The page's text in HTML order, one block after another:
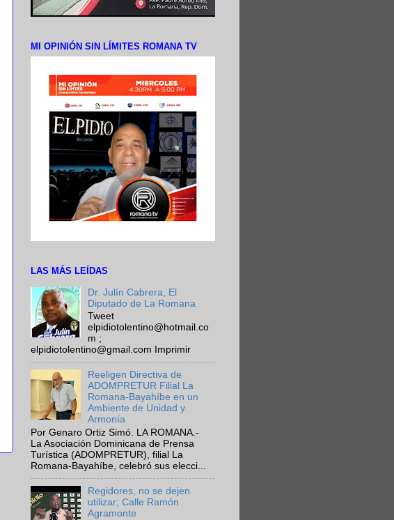
MI OPINIÓN SIN LÍMITES ROMANA TV
LAS MÁS LEÍDAS
Dr. Julín Cabrera, El
Diputado de La Romana
Tweet
elpidiotolentino@hotmail.co
m ;
elpidiotolentino@gmail.com Imprimir
Reeligen Directiva de
ADOMPRETUR Filial La
Romana-Bayahíbe en un
Ambiente de Unidad y
Armonía
Por Genaro Ortiz Simó. LA ROMANA.-
La Asociación Dominicana de Prensa
Turística (ADOMPRETUR), filial La
Romana-Bayahíbe, celebró sus elecci...
Regidores, no se dejen
utilizar; Calle Ramón
Agramonte